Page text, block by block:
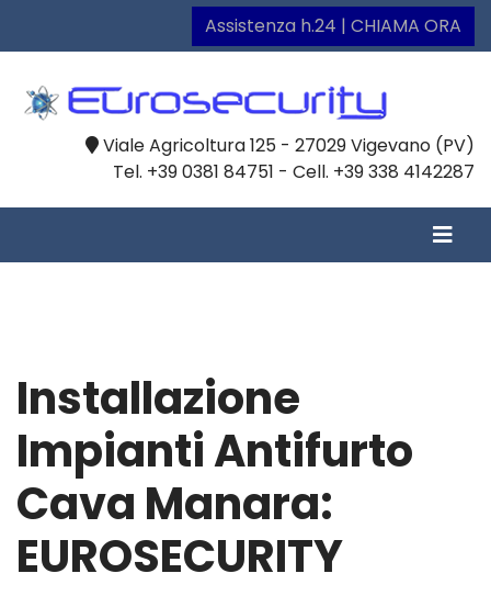
Assistenza h.24 | CHIAMA ORA
Viale Agricoltura 125 - 27029 Vigevano (PV)
Tel. +39 0381 84751 - Cell. +39 338 4142287
Installazione
Impianti Antifurto
Cava Manara:
EUROSECURITY